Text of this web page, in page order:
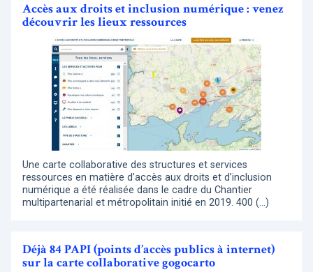
Accès aux droits et inclusion numérique : venez
découvrir les lieux ressources
Une carte collaborative des structures et services
ressources en matière d’accès aux droits et d’inclusion
numérique a été réalisée dans le cadre du Chantier
multipartenarial et métropolitain initié en 2019. 400 (…)
Déjà 84 PAPI (points d’accès publics à internet)
sur la carte collaborative gogocarto